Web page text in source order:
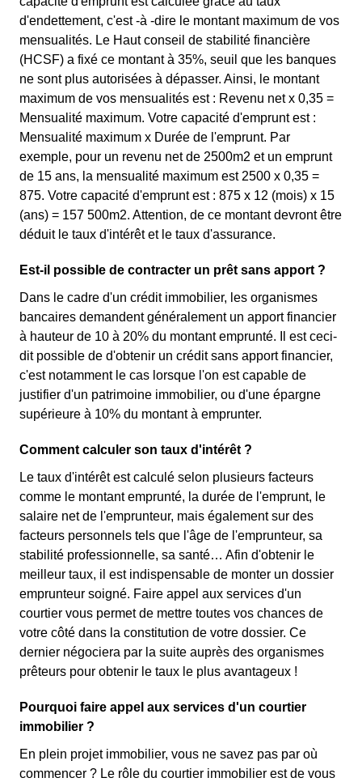
d'endettement, c'est -à -dire le montant maximum de vos
mensualités. Le Haut conseil de stabilité financière
(HCSF) a fixé ce montant à 35%, seuil que les banques
ne sont plus autorisées à dépasser. Ainsi, le montant
maximum de vos mensualités est : Revenu net x 0,35 =
Mensualité maximum. Votre capacité d'emprunt est :
Mensualité maximum x Durée de l'emprunt. Par
exemple, pour un revenu net de 2500m2 et un emprunt
de 15 ans, la mensualité maximum est 2500 x 0,35 =
875. Votre capacité d'emprunt est : 875 x 12 (mois) x 15
(ans) = 157 500m2. Attention, de ce montant devront être
déduit le taux d'intérêt et le taux d'assurance.
Est-il possible de contracter un prêt sans apport ?
Dans le cadre d'un crédit immobilier, les organismes
bancaires demandent généralement un apport financier
à hauteur de 10 à 20% du montant emprunté. Il est ceci-
dit possible de d'obtenir un crédit sans apport financier,
c'est notamment le cas lorsque l'on est capable de
justifier d'un patrimoine immobilier, ou d'une épargne
supérieure à 10% du montant à emprunter.
Comment calculer son taux d'intérêt ?
Le taux d'intérêt est calculé selon plusieurs facteurs
comme le montant emprunté, la durée de l'emprunt, le
salaire net de l'emprunteur, mais également sur des
facteurs personnels tels que l'âge de l'emprunteur, sa
stabilité professionnelle, sa santé… Afin d'obtenir le
meilleur taux, il est indispensable de monter un dossier
emprunteur soigné. Faire appel aux services d'un
courtier vous permet de mettre toutes vos chances de
votre côté dans la constitution de votre dossier. Ce
dernier négociera par la suite auprès des organismes
prêteurs pour obtenir le taux le plus avantageux !
Pourquoi faire appel aux services d'un courtier
immobilier ?
En plein projet immobilier, vous ne savez pas par où
commencer ? Le rôle du courtier immobilier est de vous